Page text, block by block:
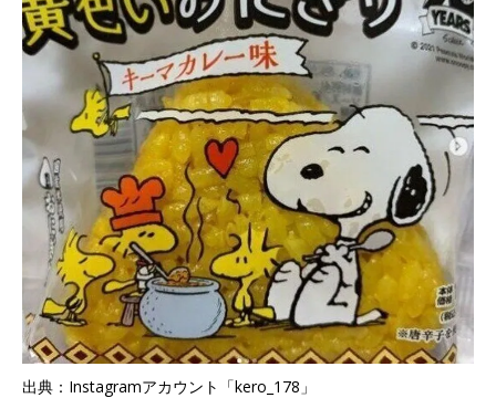
出典：Instagramアカウント「kero_178」